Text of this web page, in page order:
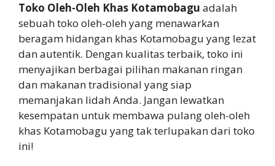
Toko Oleh-Oleh Khas Kotamobagu adalah
sebuah toko oleh-oleh yang menawarkan
beragam hidangan khas Kotamobagu yang lezat
dan autentik. Dengan kualitas terbaik, toko ini
menyajikan berbagai pilihan makanan ringan
dan makanan tradisional yang siap
memanjakan lidah Anda. Jangan lewatkan
kesempatan untuk membawa pulang oleh-oleh
khas Kotamobagu yang tak terlupakan dari toko
ini!